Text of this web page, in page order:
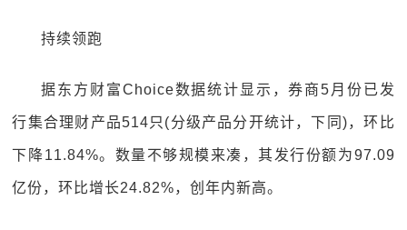
持续领跑
据东方财富Choice数据统计显示，券商5月份已发
行集合理财产品514只(分级产品分开统计，下同)，环比
下降11.84%。数量不够规模来凑，其发行份额为97.09
亿份，环比增长24.82%，创年内新高。